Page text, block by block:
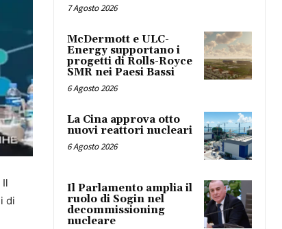
Il
di
7 Agosto 2026
McDermott e ULC-
Energy supportano i
progetti di Rolls-Royce
SMR nei Paesi Bassi
6 Agosto 2026
La Cina approva otto
nuovi reattori nucleari
6 Agosto 2026
Il Parlamento amplia il
ruolo di Sogin nel
decommissioning
nucleare